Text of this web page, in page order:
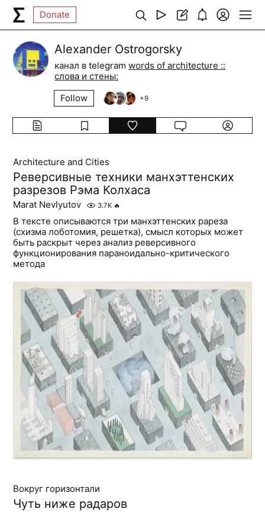
Donate
Alexander Ostrogorsky
канал в telegramwords of architecture ::
слова и стены:
Follow
+9
Architecture and Cities
Реверсивные техники манхэттенских
разрезов Рэма Колхаса
Marat Nevlyutov 3.7K 🔥
В тексте описываются три манхэттенских рареза
(схизма лоботомия, решетка), смысл которых может
быть раскрыт через анализ реверсивного
функционирования параноидально-критического
метода
Вокруг горизонтали
Чуть ниже радаров